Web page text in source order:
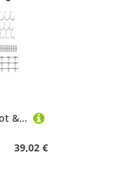
Zite Angelgewicht Drop Shot & Finesse Starterbox XXL Barsch Zander Hecht Angeln Zubehör, (125-St)
39,02 €